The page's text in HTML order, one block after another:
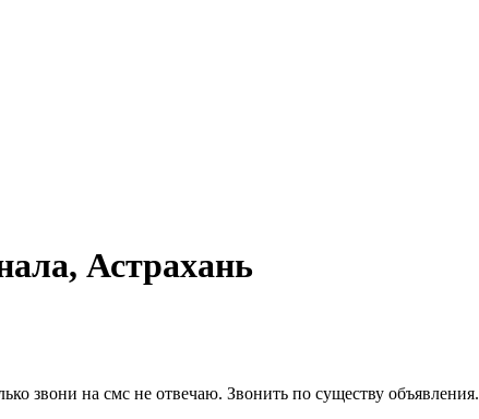
Астрахань
звони на смс не отвечаю. Звонить по существу объявления.